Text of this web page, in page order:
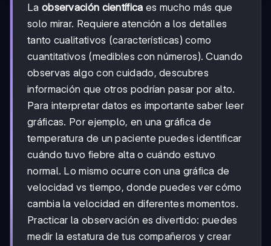
La observación científica es mucho más que
solo mirar. Requiere atención a los detalles
tanto cualitativos (características) como
cuantitativos (medibles con números). Cuando
observas algo con cuidado, descubres
información que otros podrían pasar por alto.
Para interpretar datos es importante saber leer
gráficas. Por ejemplo, en una gráfica de
temperatura de un paciente puedes identificar
cuándo tuvo fiebre alta o cuándo estuvo
normal. Lo mismo ocurre con una gráfica de
velocidad vs tiempo, donde puedes ver cómo
cambia la velocidad en diferentes momentos.
Practicar la observación es divertido: puedes
medir la estatura de tus compañeros y crear